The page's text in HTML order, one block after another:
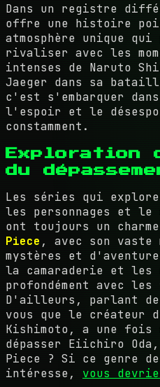
Dans un registre
offre une histoire
atmosphère unique
rivaliser avec les
intenses de Naruto
Jaeger dans sa
c'est s'embarquer
l'espoir et le
constamment.
Exploration
du
Les séries qui
les personnages et le
ont toujours un
Piece , avec son vaste
mystères et
la camaraderie et les
profondément avec
D'ailleurs, parlant de
vous que le créateur
Kishimoto, a une fois
dépasser Eiichiro Oda,
Piece ? Si ce genre
intéresse, vous